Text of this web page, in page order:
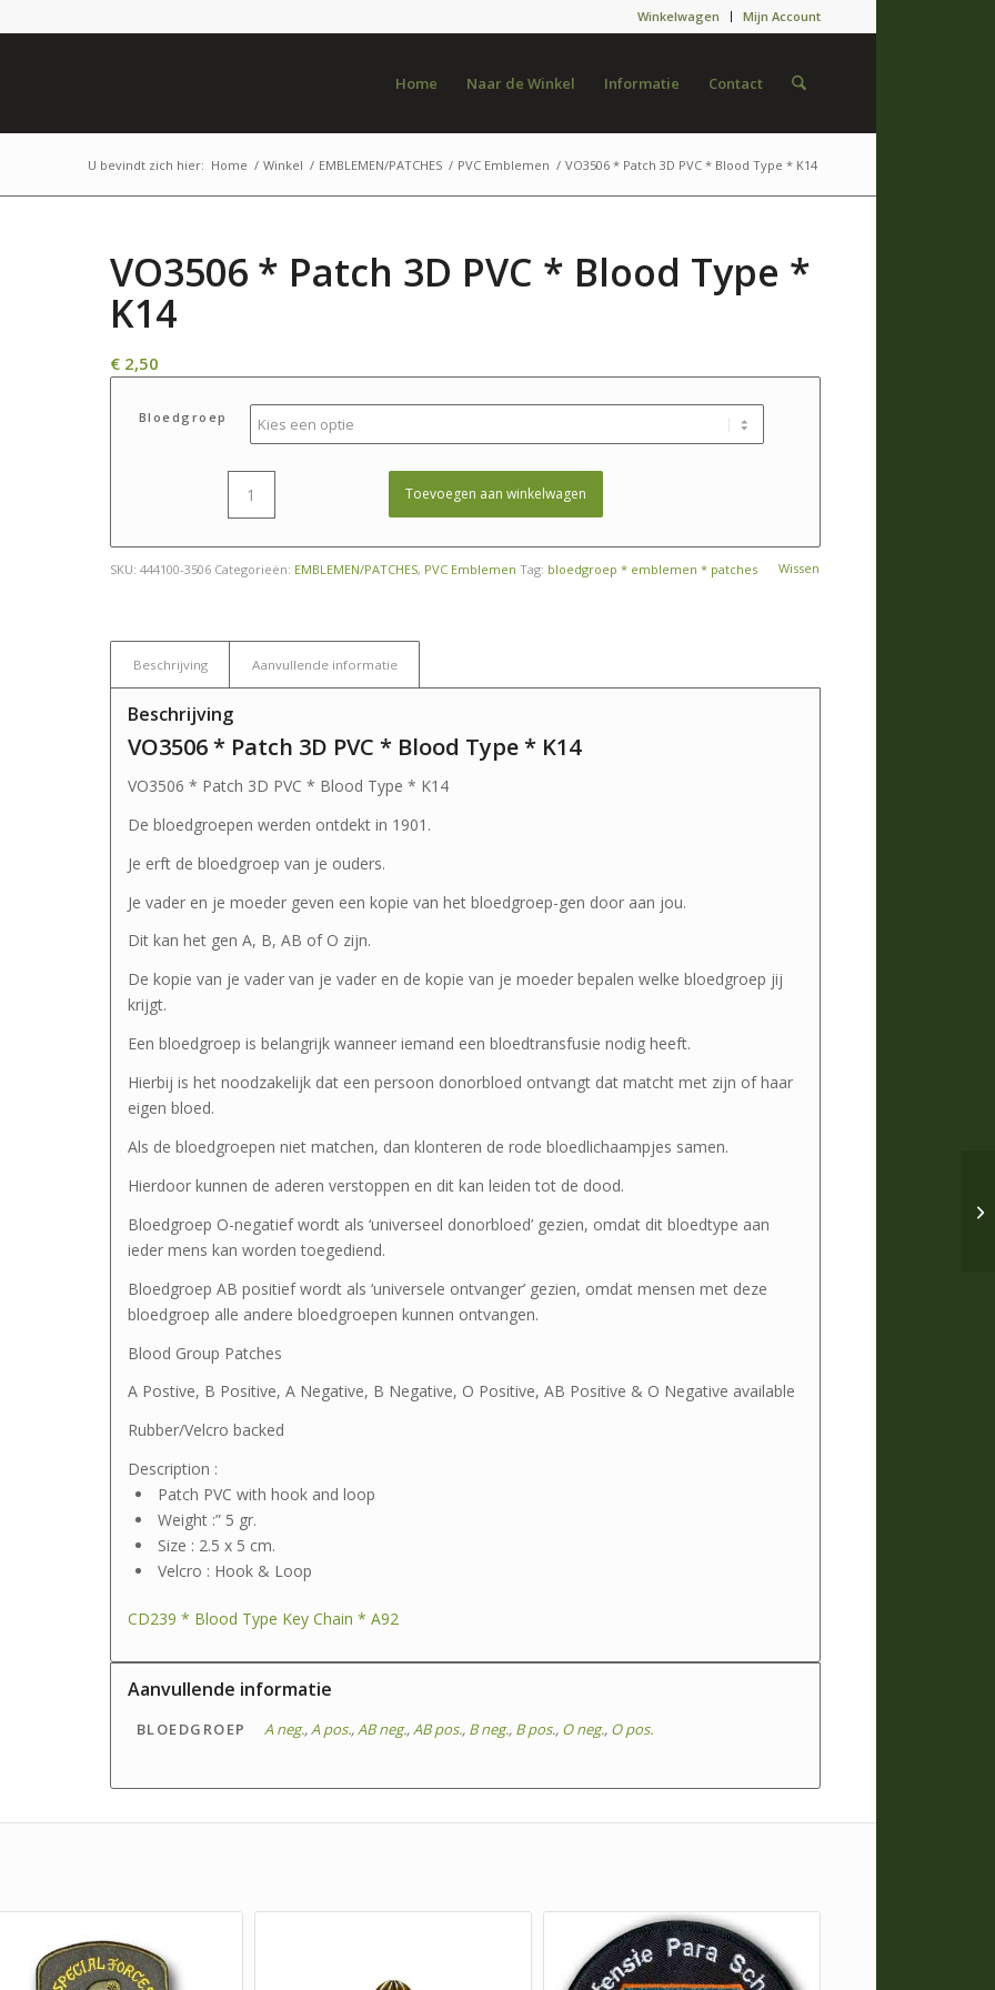
Winkelwagen Mijn Account
Home Naar de Winkel Informatie Contact
U bevindt zich hier: Home / Winkel / EMBLEMEN/PATCHES / PVC Emblemen / VO3506 * Patch 3D PVC * Blood Type * K14
VO3506 * Patch 3D PVC * Blood Type *
K14
€2,50
Bloedgroep
Wissen
Toevoegen aan winkelwagen
SKU: 444100-3506 Categorieën: EMBLEMEN/PATCHES, PVC Emblemen Tag: bloedgroep * emblemen * patches
Beschrijving Aanvullende informatie
Beschrijving
VO3506 * Patch 3D PVC * Blood Type * K14
VO3506 * Patch 3D PVC * Blood Type * K14
De bloedgroepen werden ontdekt in 1901.
Je erft de bloedgroep van je ouders.
Je vader en je moeder geven een kopie van het bloedgroep-gen door aan jou.
Dit kan het gen A, B, AB of O zijn.
De kopie van je vader van je vader en de kopie van je moeder bepalen welke bloedgroep jij
krijgt.
Een bloedgroep is belangrijk wanneer iemand een bloedtransfusie nodig heeft.
Hierbij is het noodzakelijk dat een persoon donorbloed ontvangt dat matcht met zijn of haar
eigen bloed.
Als de bloedgroepen niet matchen, dan klonteren de rode bloedlichaampjes samen.
Hierdoor kunnen de aderen verstoppen en dit kan leiden tot de dood.
Bloedgroep O-negatief wordt als ‘universeel donorbloed’ gezien, omdat dit bloedtype aan
ieder mens kan worden toegediend.
Bloedgroep AB positief wordt als ‘universele ontvanger’ gezien, omdat mensen met deze
bloedgroep alle andere bloedgroepen kunnen ontvangen.
Blood Group Patches
A Postive, B Positive, A Negative, B Negative, O Positive, AB Positive & O Negative available
Rubber/Velcro backed
Description :
Patch PVC with hook and loop
Weight :” 5 gr.
Size : 2.5 x 5 cm.
Velcro : Hook & Loop
CD239 * Blood Type Key Chain * A92
Aanvullende informatie
BLOEDGROEP A neg.,A pos.,AB neg.,AB pos., B neg., B pos., O neg., O pos.